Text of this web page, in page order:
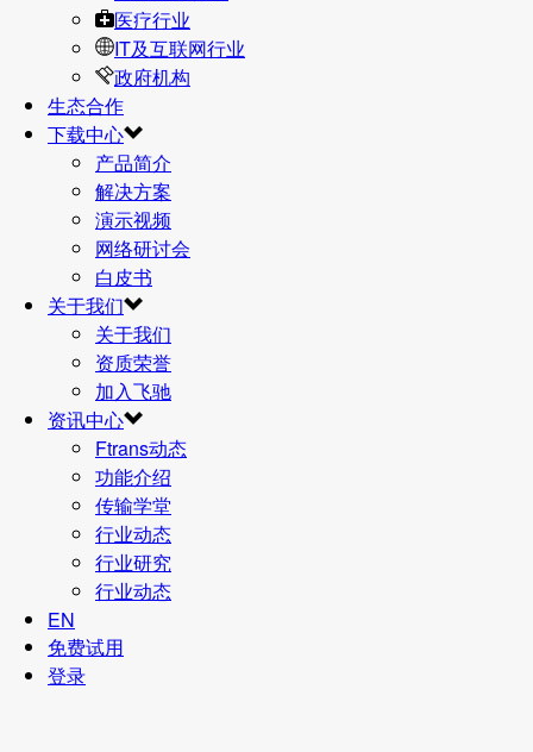
医疗行业
IT及互联网行业
政府机构
生态合作
下载中心
产品简介
解决方案
演示视频
网络研讨会
白皮书
关于我们
关于我们
资质荣誉
加入飞驰
资讯中心
Ftrans动态
功能介绍
传输学堂
行业动态
行业研究
行业动态
EN
免费试用
登录